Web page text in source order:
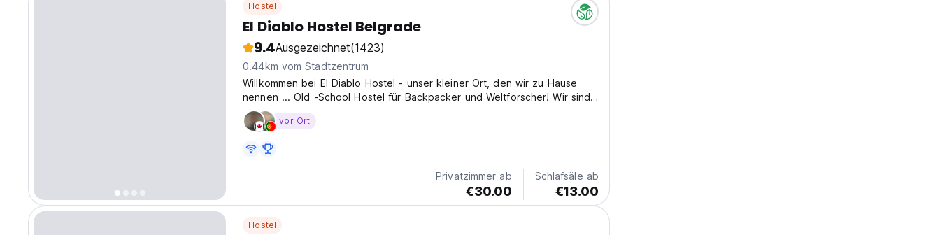
Hostel
El Diablo Hostel Belgrade
9.4Ausgezeichnet(1423)
0.44km vom Stadtzentrum
Willkommen bei El Diablo Hostel - unser kleiner Ort, den wir zu Hause
nennen ... Old -School Hostel für Backpacker und Weltforscher! Wir sind
cool, freundlich und gemütlich im Stadtzentrum mit einem riesigen Herzen
und viel Charakter, und wir sind immer hier,...
vor Ort
Privatzimmer ab
€30.00
Schlafsäle ab
€13.00
Hostel